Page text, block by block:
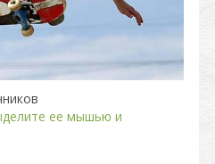
ее мышью и